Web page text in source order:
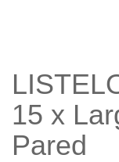
15 x
Pared